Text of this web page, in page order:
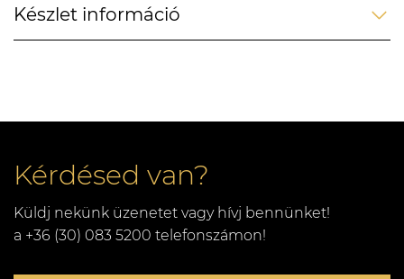
Készlet információ
Kérdésed van?
Küldj nekünk üzenetet vagy hívj bennünket!
a +36 (30) 083 5200 telefonszámon!